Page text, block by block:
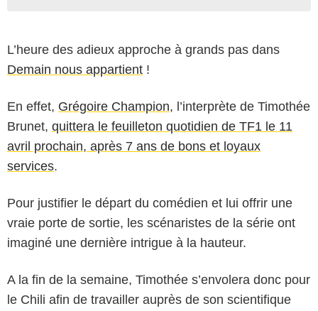
L’heure des adieux approche à grands pas dans
Demain nous appartient !
En effet, Grégoire Champion, l’interprète de Timothée
Brunet, quittera le feuilleton quotidien de TF1 le 11
avril prochain, après 7 ans de bons et loyaux
services.
Pour justifier le départ du comédien et lui offrir une
vraie porte de sortie, les scénaristes de la série ont
imaginé une dernière intrigue à la hauteur.
A la fin de la semaine, Timothée s’envolera donc pour
le Chili afin de travailler auprès de son scientifique